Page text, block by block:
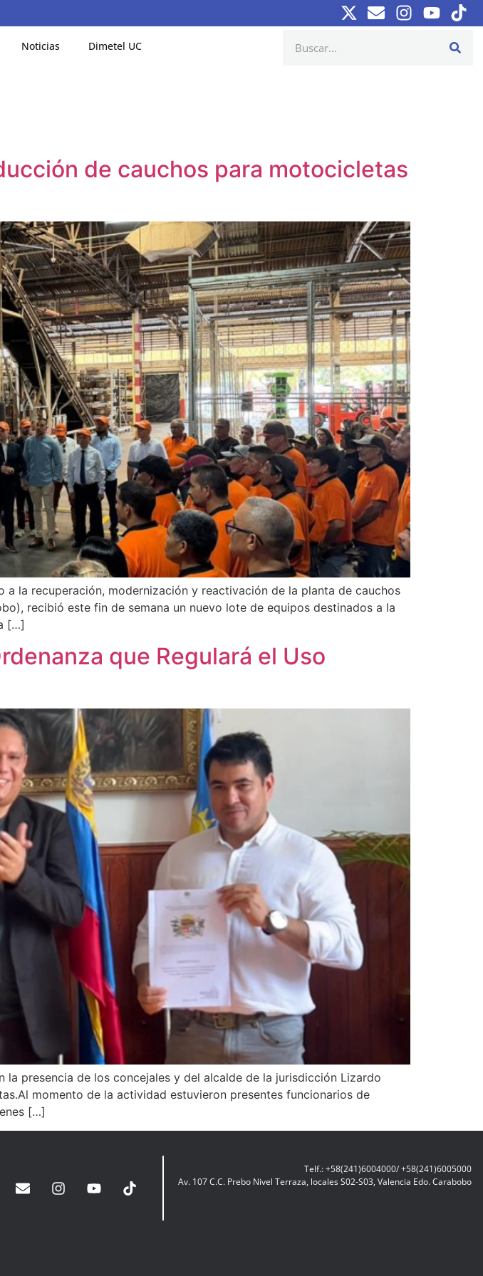
Noticias Dimetel UC
de cauchos para motocicletas
la recuperación, modernización y reactivación de la planta de cauchos
recibió este fin de semana un nuevo lote de equipos destinados a la
[…]
que Regulará el Uso
presencia de los concejales y del alcalde de la jurisdicción Lizardo
momento de la actividad estuvieron presentes funcionarios de
[…]
Telf.: +58(241)6004000/ +58(241)6005000
Av. 107 C.C. Prebo Nivel Terraza, locales S02-S03, Valencia Edo. Carabobo